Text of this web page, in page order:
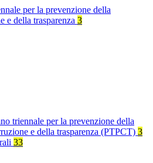
per la prevenzione della
e della trasparenza 3
triennale per la prevenzione della
e della trasparenza (PTPCT) 3
33